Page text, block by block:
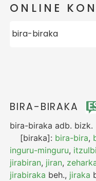
ONLINE
BIRA-BIRAKA
bira-biraka adb. bizk.
[biraka]: bira-bira,
inguru-minguru,
jirabiran, jiran,
jirabiraka beh., jiraka